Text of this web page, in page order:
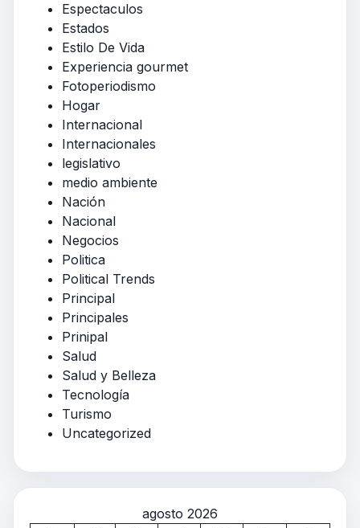
Espectaculos
Estados
Estilo De Vida
Experiencia gourmet
Fotoperiodismo
Hogar
Internacional
Internacionales
legislativo
medio ambiente
Nación
Nacional
Negocios
Politica
Political Trends
Principal
Principales
Prinipal
Salud
Salud y Belleza
Tecnología
Turismo
Uncategorized
agosto 2026